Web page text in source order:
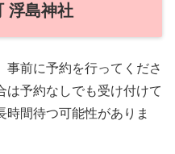
浮島神社
事前に予約を行ってくださ
は予約なしでも受け付けて
時間待つ可能性がありま